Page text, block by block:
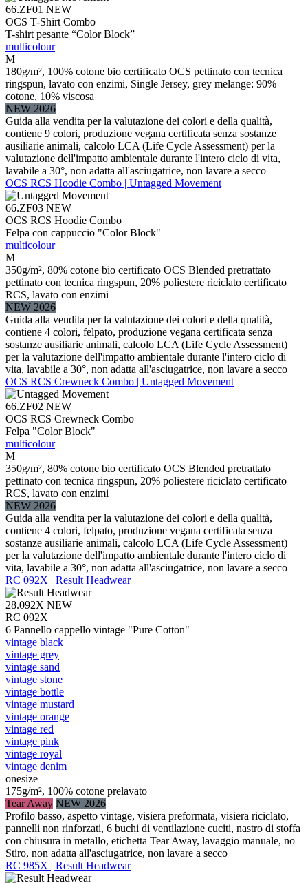
66.ZF01 NEW
OCS T-Shirt Combo
T-shirt pesante “Color Block”
multicolour
M
180g/m², 100% cotone bio certificato OCS pettinato con tecnica
ringspun, lavato con enzimi, Single Jersey, grey melange: 90%
cotone, 10% viscosa
NEW 2026
Guida alla vendita per la valutazione dei colori e della qualità,
contiene 9 colori, produzione vegana certificata senza sostanze
ausiliarie animali, calcolo LCA (Life Cycle Assessment) per la
valutazione dell'impatto ambientale durante l'intero ciclo di vita,
lavabile a 30°, non adatta all'asciugatrice, non lavare a secco
OCS RCS Hoodie Combo | Untagged Movement
66.ZF03 NEW
OCS RCS Hoodie Combo
Felpa con cappuccio "Color Block"
multicolour
M
350g/m², 80% cotone bio certificato OCS Blended pretrattato
pettinato con tecnica ringspun, 20% poliestere riciclato certificato
RCS, lavato con enzimi
NEW 2026
Guida alla vendita per la valutazione dei colori e della qualità,
contiene 4 colori, felpato, produzione vegana certificata senza
sostanze ausiliarie animali, calcolo LCA (Life Cycle Assessment)
per la valutazione dell'impatto ambientale durante l'intero ciclo di
vita, lavabile a 30°, non adatta all'asciugatrice, non lavare a secco
OCS RCS Crewneck Combo | Untagged Movement
66.ZF02 NEW
OCS RCS Crewneck Combo
Felpa "Color Block"
multicolour
M
350g/m², 80% cotone bio certificato OCS Blended pretrattato
pettinato con tecnica ringspun, 20% poliestere riciclato certificato
RCS, lavato con enzimi
NEW 2026
Guida alla vendita per la valutazione dei colori e della qualità,
contiene 4 colori, felpato, produzione vegana certificata senza
sostanze ausiliarie animali, calcolo LCA (Life Cycle Assessment)
per la valutazione dell'impatto ambientale durante l'intero ciclo di
vita, lavabile a 30°, non adatta all'asciugatrice, non lavare a secco
RC 092X | Result Headwear
28.092X NEW
RC 092X
6 Pannello cappello vintage "Pure Cotton"
vintage black
vintage grey
vintage sand
vintage stone
vintage bottle
vintage mustard
vintage orange
vintage red
vintage pink
vintage royal
vintage denim
onesize
175g/m², 100% cotone prelavato
Tear Away NEW 2026
Profilo basso, aspetto vintage, visiera preformata, visiera riciclato,
pannelli non rinforzati, 6 buchi di ventilazione cuciti, nastro di stoffa
con chiusura in metallo, etichetta Tear Away, lavaggio manuale, no
Stiro, non adatta all'asciugatrice, non lavare a secco
RC 985X | Result Headwear